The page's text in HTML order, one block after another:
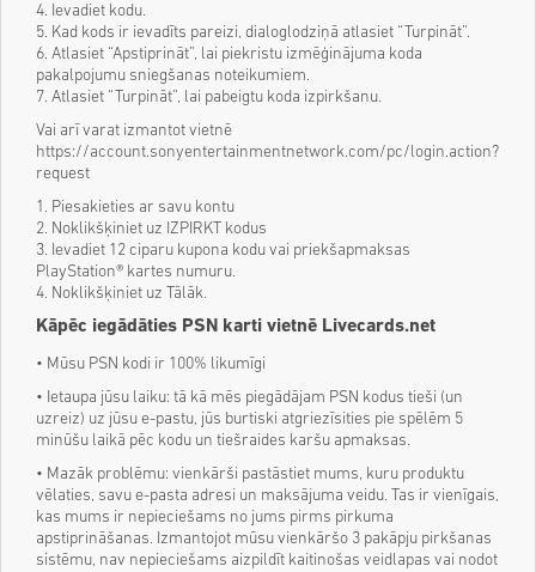
4. Ievadiet kodu.
5. Kad kods ir ievadīts pareizi, dialoglodziņā atlasiet “Turpināt”.
6. Atlasiet “Apstiprināt”, lai piekristu izmēģinājuma koda
pakalpojumu sniegšanas noteikumiem.
7. Atlasiet “Turpināt”, lai pabeigtu koda izpirkšanu.
Vai arī varat izmantot vietnē
https://account.sonyentertainmentnetwork.com/pc/login.action?
request
1. Piesakieties ar savu kontu
2. Noklikšķiniet uz IZPIRKT kodus
3. Ievadiet 12 ciparu kupona kodu vai priekšapmaksas
PlayStation® kartes numuru.
4. Noklikšķiniet uz Tālāk.
Kāpēc iegādāties PSN karti vietnē Livecards.net
• Mūsu PSN kodi ir 100% likumīgi
• Ietaupa jūsu laiku: tā kā mēs piegādājam PSN kodus tieši (un
uzreiz) uz jūsu e-pastu, jūs burtiski atgriezīsities pie spēlēm 5
minūšu laikā pēc kodu un tiešraides karšu apmaksas.
• Mazāk problēmu: vienkārši pastāstiet mums, kuru produktu
vēlaties, savu e-pasta adresi un maksājuma veidu. Tas ir vienīgais,
kas mums ir nepieciešams no jums pirms pirkuma
apstiprināšanas. Izmantojot mūsu vienkāršo 3 pakāpju pirkšanas
sistēmu, nav nepieciešams aizpildīt kaitinošas veidlapas vai nodot